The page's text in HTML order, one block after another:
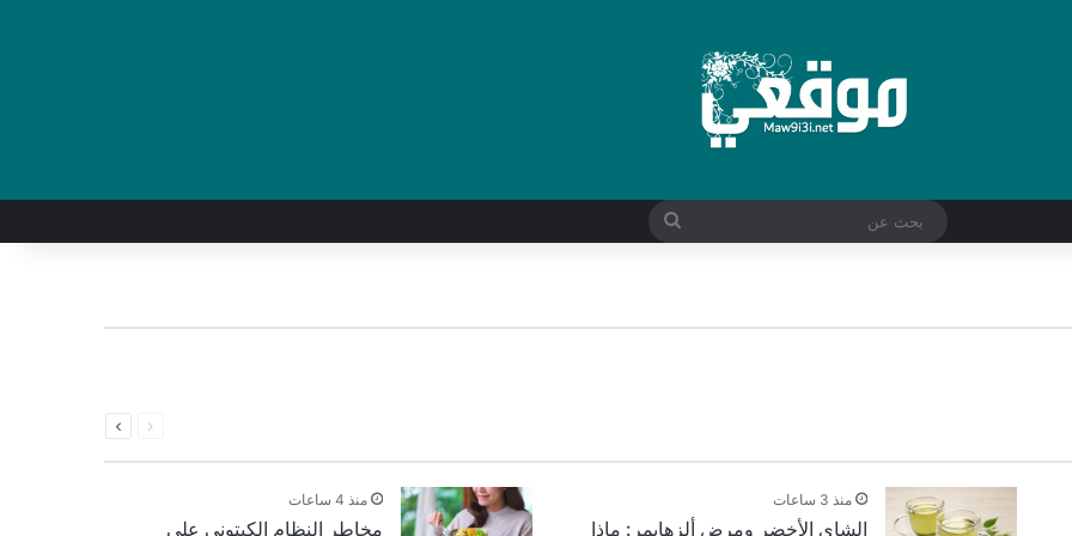
بحث
الصفحةالصفحة
منذ 3 ساعات
الشاي الأخضر ومرض ألزهايمر: ماذا
منذ 4 ساعات
مخاطر النظام الكيتوني على